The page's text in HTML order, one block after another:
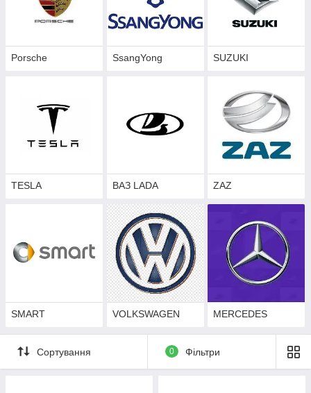
Porsche SsangYong SUZUKI
TESLA ВАЗ LADA ZAZ
SMART VOLKSWAGEN MERCEDES
Сортування 0 Фільтри